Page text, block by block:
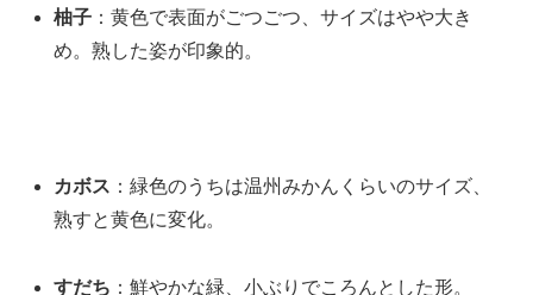
柚子 ：黄色で表面がごつごつ、サイズはやや大き
め。熟した姿が印象的。
カボス ：緑色のうちは温州みかんくらいのサイズ、
熟すと黄色に変化。
すだち ：鮮やかな緑、小ぶりでころんとした形。